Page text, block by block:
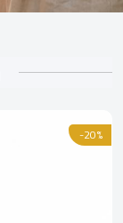
-20%